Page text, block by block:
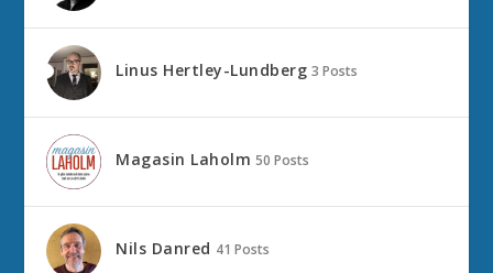
Linus Hertley-Lundberg 3 Posts
Magasin Laholm 50 Posts
Nils Danred 41 Posts